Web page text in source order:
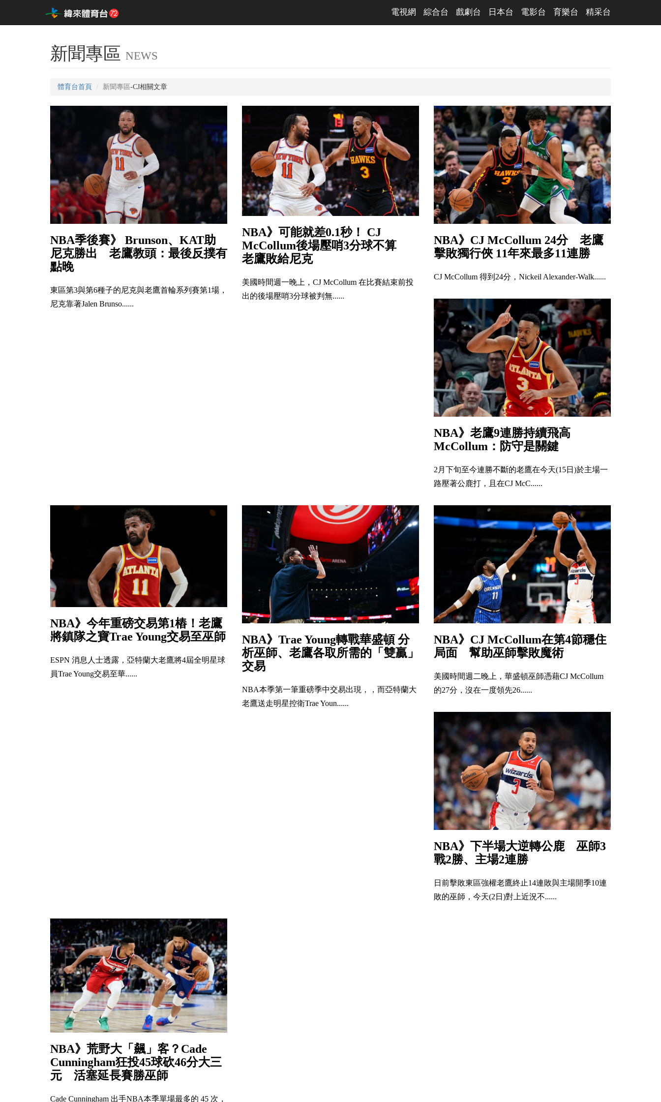
電視網 綜合台 戲劇台 日本台 電影台 育樂台 精采台
新聞專區 NEWS
體育台首頁 新聞專區-CJ相關文章
NBA季後賽》 Brunson、KAT助
尼克勝出 老鷹教頭：最後反撲有
點晚
東區第3與第6種子的尼克與老鷹首輪系列賽第1場，
尼克靠著Jalen Brunso......
NBA》可能就差0.1秒！ CJ
McCollum後場壓哨3分球不算
老鷹敗給尼克
美國時間週一晚上，CJ McCollum 在比賽結束前投
出的後場壓哨3分球被判無......
NBA》CJ McCollum 24分 老鷹
擊敗獨行俠 11年來最多11連勝
CJ McCollum 得到24分，Nickeil Alexander-Walk......
NBA》老鷹9連勝持續飛高
McCollum：防守是關鍵
2月下旬至今連勝不斷的老鷹在今天(15日)於主場一
路壓著公鹿打，且在CJ McC......
NBA》今年重磅交易第1樁！老鷹
將鎮隊之寶Trae Young交易至巫師
ESPN 消息人士透露，亞特蘭大老鷹將4屆全明星球
員Trae Young交易至華......
NBA》Trae Young轉戰華盛頓 分
析巫師、老鷹各取所需的「雙贏」
交易
NBA本季第一筆重磅季中交易出現，，而亞特蘭大
老鷹送走明星控衛Trae Youn......
NBA》CJ McCollum在第4節穩住
局面 幫助巫師擊敗魔術
美國時間週二晚上，華盛頓巫師憑藉CJ McCollum
的27分，沒在一度領先26......
NBA》下半場大逆轉公鹿 巫師3
戰2勝、主場2連勝
日前擊敗東區強權老鷹終止14連敗與主場開季10連
敗的巫師，今天(2日)對上近況不......
NBA》荒野大「飆」客？Cade
Cunningham狂投45球砍46分大三
元 活塞延長賽勝巫師
Cade Cunningham 出手NBA本季單場最多的 45 次，